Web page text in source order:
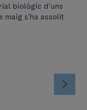
biològic d’uns
maig s'ha assolit